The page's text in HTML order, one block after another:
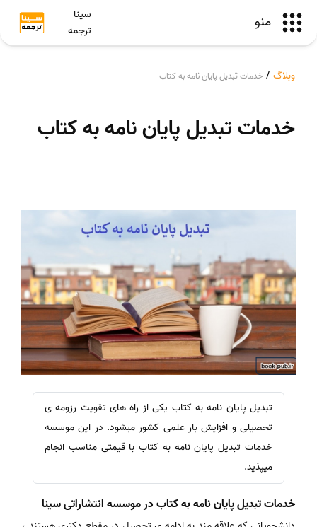
منو
سینا
ترجمه
وبلاگ / خدمات تبدیل پایان نامه به کتاب
خدمات تبدیل پایان نامه به کتاب
تبدیل پایان نامه به کتاب یکی از راه های تقویت رزومه ی
تحصیلی و افزایش بار علمی کشور میشود. در این موسسه
خدمات تبدیل پایان نامه به کتاب با قیمتی مناسب انجام
میپذید.
خدمات تبدیل پایان نامه به کتاب در موسسه انتشاراتی سینا